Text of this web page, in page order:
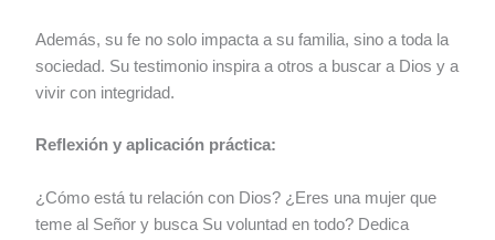
Además, su fe no solo impacta a su familia, sino a toda la
sociedad. Su testimonio inspira a otros a buscar a Dios y a
vivir con integridad.
Reflexión y aplicación práctica:
¿Cómo está tu relación con Dios? ¿Eres una mujer que
teme al Señor y busca Su voluntad en todo? Dedica